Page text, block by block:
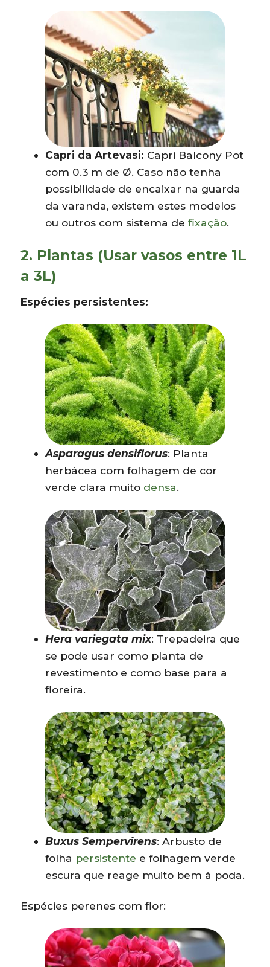
Capri da Artevasi: Capri Balcony Pot
com 0.3 m de Ø. Caso não tenha
possibilidade de encaixar na guarda
da varanda, existem estes modelos
ou outros com sistema de fixação.
2. Plantas (Usar vasos entre 1L
a 3L)
Espécies persistentes:
Asparagus densiflorus: Planta
herbácea com folhagem de cor
verde clara muito densa.
Hera variegata mix: Trepadeira que
se pode usar como planta de
revestimento e como base para a
floreira.
Buxus Sempervirens: Arbusto de
folha persistente e folhagem verde
escura que reage muito bem à poda.
Espécies perenes com flor: